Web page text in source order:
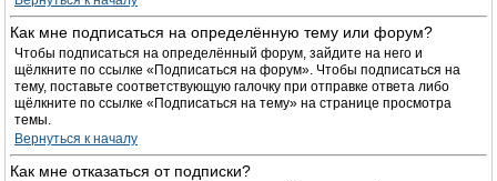
Как мне подписаться на определённую тему или форум?
Чтобы подписаться на определённый форум, зайдите на него и
щёлкните по ссылке «Подписаться на форум». Чтобы подписаться на
тему, поставьте соответствующую галочку при отправке ответа либо
щёлкните по ссылке «Подписаться на тему» на странице просмотра
темы.
Вернуться к началу
Как мне отказаться от подписки?